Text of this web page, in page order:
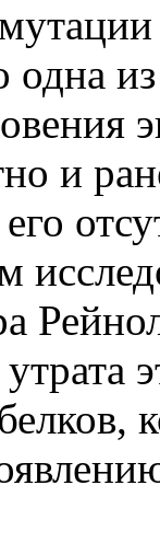
одна
и